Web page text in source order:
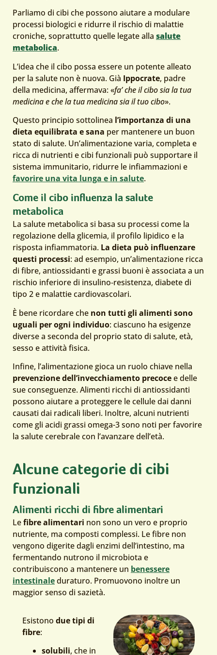
Parliamo di cibi che possono aiutare a modulare
processi biologici e ridurre il rischio di malattie
croniche, soprattutto quelle legate alla salute
metabolica.
L’idea che il cibo possa essere un potente alleato
per la salute non è nuova. Già Ippocrate, padre
della medicina, affermava: «fa’ che il cibo sia la tua
medicina e che la tua medicina sia il tuo cibo».
Questo principio sottolinea l’importanza di una
dieta equilibrata e sana per mantenere un buon
stato di salute. Un’alimentazione varia, completa e
ricca di nutrienti e cibi funzionali può supportare il
sistema immunitario, ridurre le infiammazioni e
favorire una vita lunga e in salute.
Come il cibo influenza la salute
metabolica
La salute metabolica si basa su processi come la
regolazione della glicemia, il profilo lipidico e la
risposta infiammatoria. La dieta può influenzare
questi processi: ad esempio, un’alimentazione ricca
di fibre, antiossidanti e grassi buoni è associata a un
rischio inferiore di insulino‑resistenza, diabete di
tipo 2 e malattie cardiovascolari.
È bene ricordare che non tutti gli alimenti sono
uguali per ogni individuo: ciascuno ha esigenze
diverse a seconda del proprio stato di salute, età,
sesso e attività fisica.
Infine, l’alimentazione gioca un ruolo chiave nella
prevenzione dell’invecchiamento precocee delle
sue conseguenze. Alimenti ricchi di antiossidanti
possono aiutare a proteggere le cellule dai danni
causati dai radicali liberi. Inoltre, alcuni nutrienti
come gli acidi grassi omega-3 sono noti per favorire
la salute cerebrale con l’avanzare dell’età.
Alcune categorie di cibi
funzionali
Alimenti ricchi di fibre alimentari
Lefibre alimentari non sono un vero e proprio
nutriente, ma composti complessi. Le fibre non
vengono digerite dagli enzimi dell’intestino, ma
fermentando nutrono il microbiota e
contribuiscono a mantenere un benessere
intestinaleduraturo. Promuovono inoltre un
maggior senso di sazietà.
Esistono due tipi di
fibre:
solubili, che in